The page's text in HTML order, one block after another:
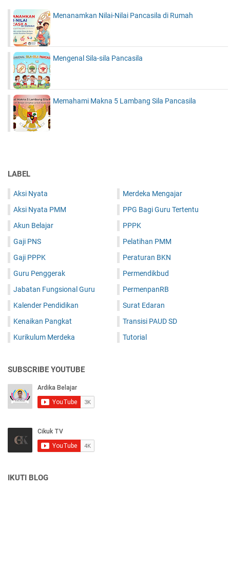
Menanamkan Nilai-Nilai Pancasila di Rumah
Mengenal Sila-sila Pancasila
Memahami Makna 5 Lambang Sila Pancasila
LABEL
Aksi Nyata
Aksi Nyata PMM
Akun Belajar
Gaji PNS
Gaji PPPK
Guru Penggerak
Jabatan Fungsional Guru
Kalender Pendidikan
Kenaikan Pangkat
Kurikulum Merdeka
Merdeka Mengajar
PPG Bagi Guru Tertentu
PPPK
Pelatihan PMM
Peraturan BKN
Permendikbud
PermenpanRB
Surat Edaran
Transisi PAUD SD
Tutorial
SUBSCRIBE YOUTUBE
IKUTI BLOG